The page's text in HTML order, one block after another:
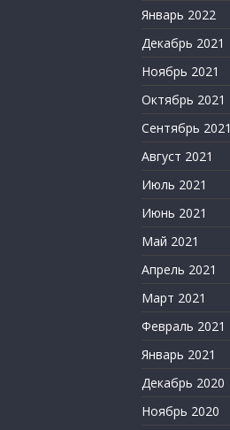
Январь 2022
Декабрь 2021
Ноябрь 2021
Октябрь 2021
Сентябрь 2021
Август 2021
Июль 2021
Июнь 2021
Май 2021
Апрель 2021
Март 2021
Февраль 2021
Январь 2021
Декабрь 2020
Ноябрь 2020